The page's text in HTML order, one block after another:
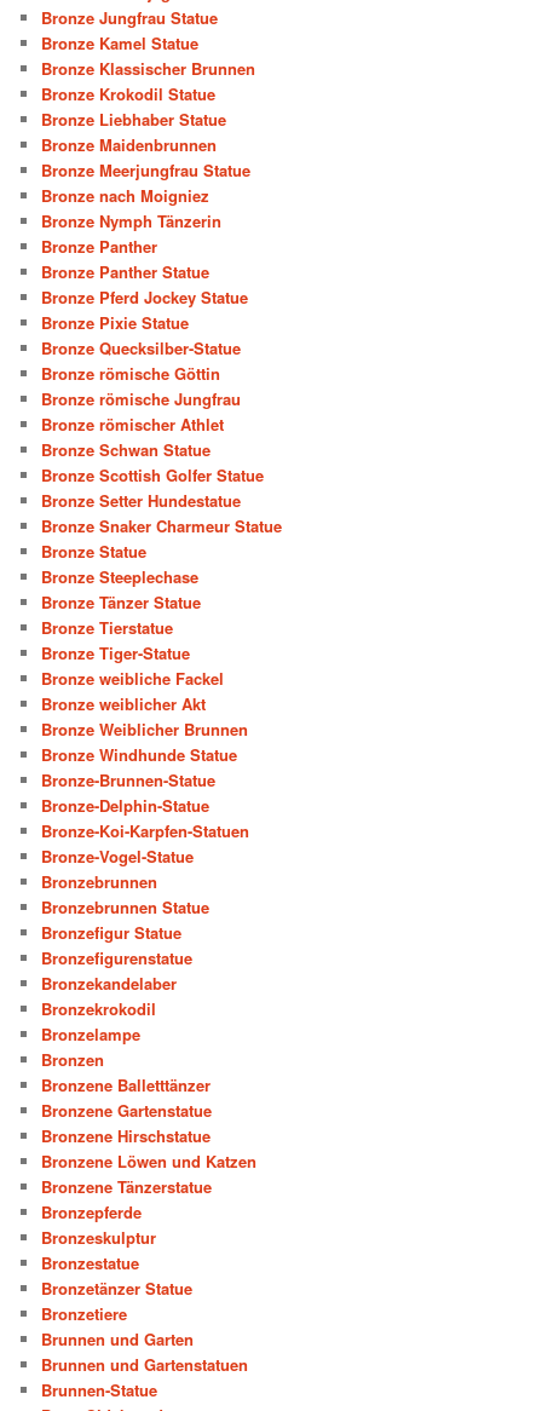
Bronze Jungfrau Statue
Bronze Kamel Statue
Bronze Klassischer Brunnen
Bronze Krokodil Statue
Bronze Liebhaber Statue
Bronze Maidenbrunnen
Bronze Meerjungfrau Statue
Bronze nach Moigniez
Bronze Nymph Tänzerin
Bronze Panther
Bronze Panther Statue
Bronze Pferd Jockey Statue
Bronze Pixie Statue
Bronze Quecksilber-Statue
Bronze römische Göttin
Bronze römische Jungfrau
Bronze römischer Athlet
Bronze Schwan Statue
Bronze Scottish Golfer Statue
Bronze Setter Hundestatue
Bronze Snaker Charmeur Statue
Bronze Statue
Bronze Steeplechase
Bronze Tänzer Statue
Bronze Tierstatue
Bronze Tiger-Statue
Bronze weibliche Fackel
Bronze weiblicher Akt
Bronze Weiblicher Brunnen
Bronze Windhunde Statue
Bronze-Brunnen-Statue
Bronze-Delphin-Statue
Bronze-Koi-Karpfen-Statuen
Bronze-Vogel-Statue
Bronzebrunnen
Bronzebrunnen Statue
Bronzefigur Statue
Bronzefigurenstatue
Bronzekandelaber
Bronzekrokodil
Bronzelampe
Bronzen
Bronzene Balletttänzer
Bronzene Gartenstatue
Bronzene Hirschstatue
Bronzene Löwen und Katzen
Bronzene Tänzerstatue
Bronzepferde
Bronzeskulptur
Bronzestatue
Bronzetänzer Statue
Bronzetiere
Brunnen und Garten
Brunnen und Gartenstatuen
Brunnen-Statue